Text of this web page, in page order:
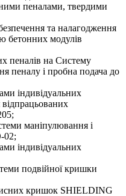
пеналами, твердими
та налагодження
бетонних модулів
пеналів на Систему
пеналу і пробна подача до
індивідуальних
маніпулювання і
02;
індивідуальних
подвійної кришки
кришок SHIELDING